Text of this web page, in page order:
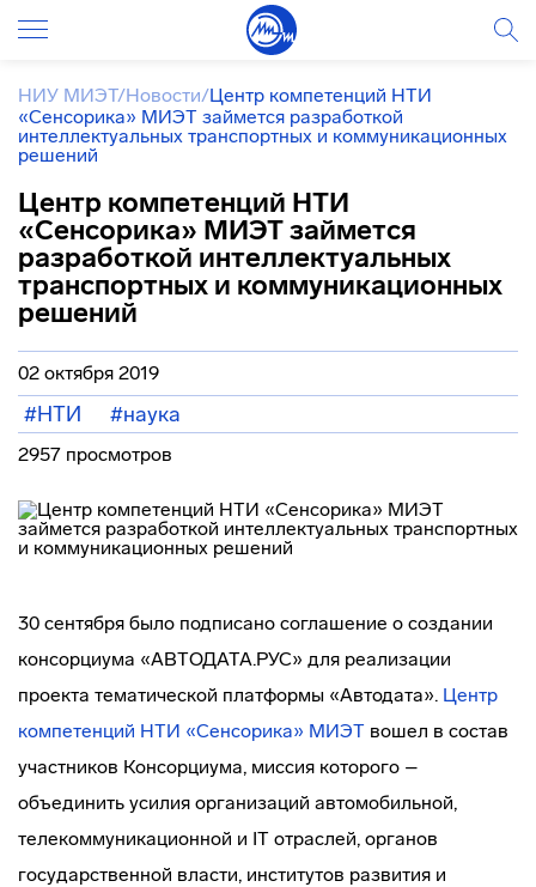
НИУ МИЭТ/Новости/Центр компетенций НТИ
«Сенсорика» МИЭТ займется разработкой
интеллектуальных транспортных и коммуникационных
решений
Центр компетенций НТИ
«Сенсорика» МИЭТ займется
разработкой интеллектуальных
транспортных и коммуникационных
решений
02 октября 2019
#НТИ #наука
2957 просмотров
30 сентября было подписано соглашение о создании
консорциума «АВТОДАТА.РУС» для реализации
проекта тематической платформы «Автодата». Центр
компетенций НТИ «Сенсорика» МИЭТ вошел в состав
участников Консорциума, миссия которого –
объединить усилия организаций автомобильной,
телекоммуникационной и IT отраслей, органов
государственной власти, институтов развития и